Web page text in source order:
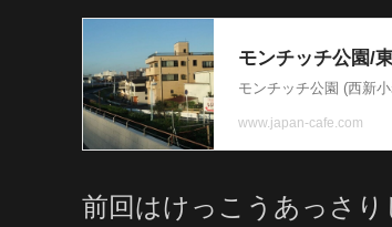
前回はけっこうあっさ